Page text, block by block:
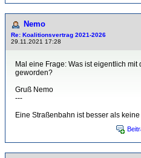
Nemo
Re: Koalitionsvertrag 2021-2026
29.11.2021 17:28
Mal eine Frage: Was ist eigentlich
geworden?
Gruß Nemo
---
Eine Straßenbahn ist besser als